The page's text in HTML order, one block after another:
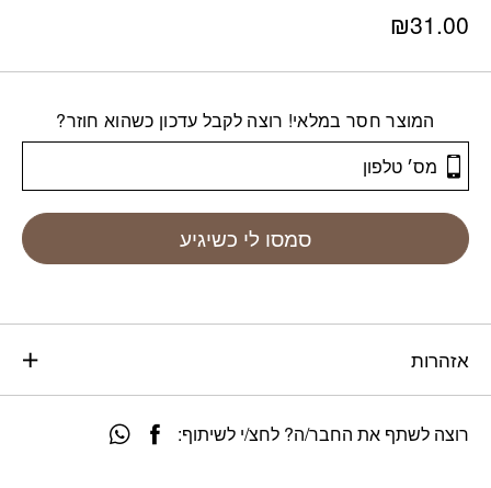
₪31.00
המוצר חסר במלאי! רוצה לקבל עדכון כשהוא חוזר?
סמסו לי כשיגיע
אזהרות
רוצה לשתף את החבר/ה? לחצ/י לשיתוף: